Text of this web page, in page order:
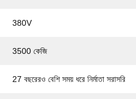
380V
3500 কেজি
27 বছরেরও বেশি সময় ধরে নির্মাতা সরাসরি